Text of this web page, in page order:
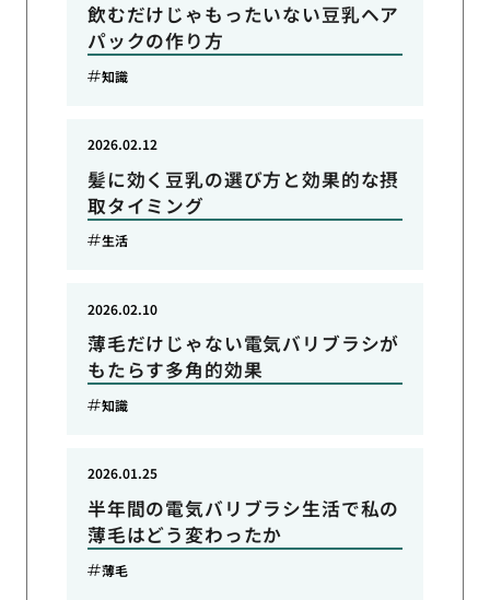
飲むだけじゃもったいない豆乳ヘア
パックの作り方
知識
髪に効く豆乳の選び方と効果的な摂
取タイミング
2026.02.12
生活
薄毛だけじゃない電気バリブラシが
もたらす多角的効果
2026.02.10
知識
半年間の電気バリブラシ生活で私の
薄毛はどう変わったか
2026.01.25
薄毛